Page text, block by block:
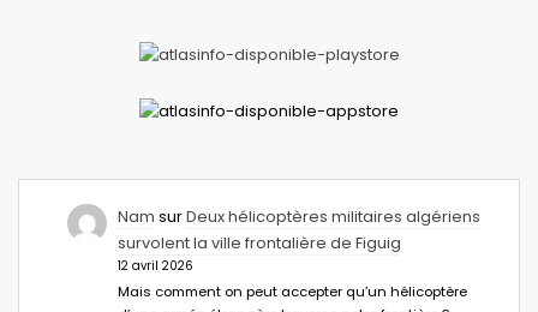
Nam surDeux hélicoptères militaires algériens
survolent la ville frontalière de Figuig
12 avril 2026
Mais comment on peut accepter qu’un hélicoptère